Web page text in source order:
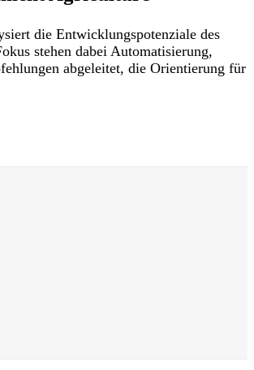
die Entwicklungspotenziale des
stehen dabei Automatisierung,
abgeleitet, die Orientierung für